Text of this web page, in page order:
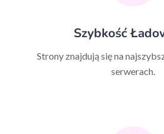
Szybkość
Strony znajdują się na
serwerach.